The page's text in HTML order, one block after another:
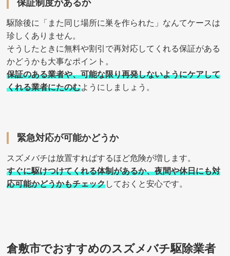
保証制度があるか
駆除後に「また同じ場所に巣を作られた」なんてケースは
珍しくありません。
そうしたときに無料や割引で再対応してくれる保証がある
かどうかも大事なポイント。
保証のある業者や、可能な限り再発しないようにケアして
くれる業者にたのむようにしましょう。
緊急対応が可能かどうか
スズメバチは放置すればするほど危険が増します。
すぐに駆けつけてくれる体制があるか、夜間や休日にも対
応可能かどうかもチェックしておくと安心です。
倉敷市でおすすめのスズメバチ駆除業者